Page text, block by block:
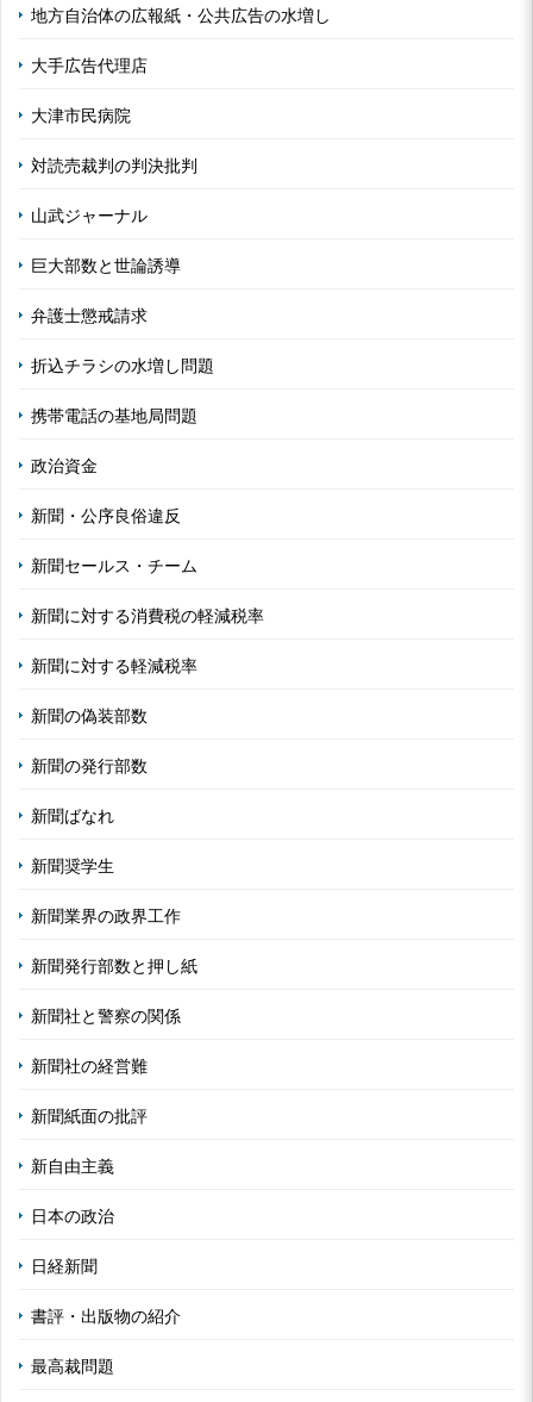
地方自治体の広報紙・公共広告の水増し
大手広告代理店
大津市民病院
対読売裁判の判決批判
山武ジャーナル
巨大部数と世論誘導
弁護士懲戒請求
折込チラシの水増し問題
携帯電話の基地局問題
政治資金
新聞・公序良俗違反
新聞セールス・チーム
新聞に対する消費税の軽減税率
新聞に対する軽減税率
新聞の偽装部数
新聞の発行部数
新聞ばなれ
新聞奨学生
新聞業界の政界工作
新聞発行部数と押し紙
新聞社と警察の関係
新聞社の経営難
新聞紙面の批評
新自由主義
日本の政治
日経新聞
書評・出版物の紹介
最高裁問題